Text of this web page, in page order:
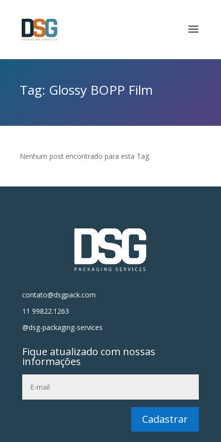
Tag: Glossy BOPP Film
Nenhum post encontrado para esta Tag.
contato@dsgpack.com
11 99822.1263
@dsg-packaging-services
Fique atualizado com nossas
informações
Cadastrar